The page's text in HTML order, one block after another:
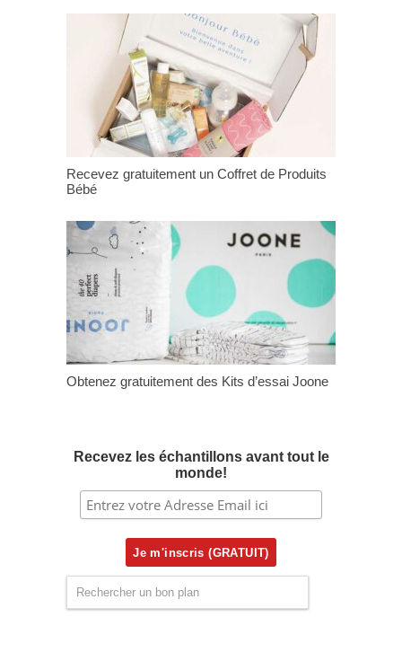
Recevez gratuitement un Coffret de Produits
Bébé
Obtenez gratuitement des Kits d’essai Joone
Recevez les échantillons avant tout le
monde!